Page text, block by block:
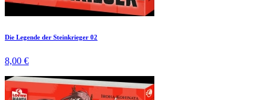
Die Legende der Steinkrieger 02
8,00 €